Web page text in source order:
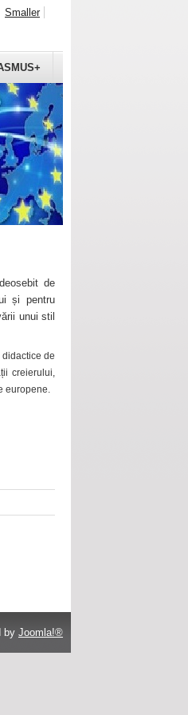
Smaller
de
și pentru
unui stil
de
creierului,
europene.
by Joomla!®